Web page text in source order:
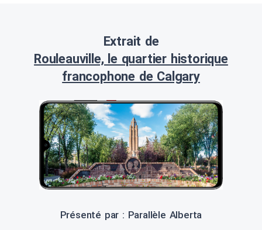
Extrait de
Rouleauville, le quartier historique
francophone de Calgary
Présenté par : Parallèle Alberta